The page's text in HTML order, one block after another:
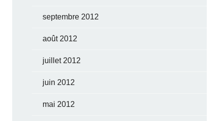
septembre 2012
août 2012
juillet 2012
juin 2012
mai 2012